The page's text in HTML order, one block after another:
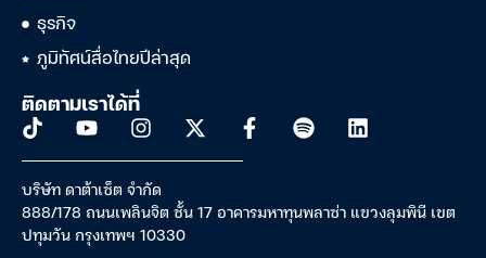
ธุรกิจ
ภูมิทัศน์สื่อไทยปีล่าสุด
ติดตามเราได้ที่
บริษัท ดาต้าเซ็ต จำกัด
888/178 ถนนเพลินจิต ชั้น 17 อาคารมหาทุนพลาซ่า แขวงลุมพินี เขต
ปทุมวัน กรุงเทพฯ 10330